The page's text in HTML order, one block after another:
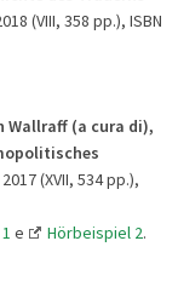
(VIII, 358 pp.), ISBN
Wallraff (a cura di),
(XVII, 534 pp.),
e Hörbeispiel 2.